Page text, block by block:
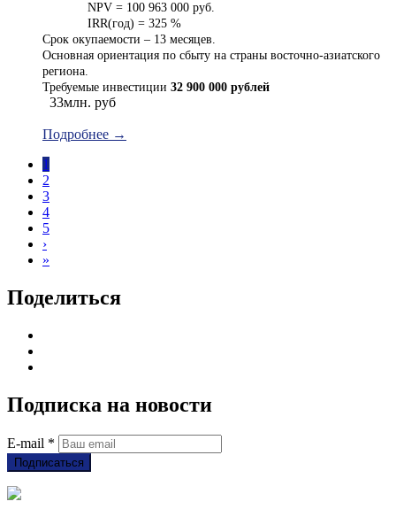
NPV = 100 963 000 руб.
IRR(год) = 325 %
Срок окупаемости – 13 месяцев.
Основная ориентация по сбыту на страны восточно-азиатского
региона.
Требуемые инвестиции 32 900 000 рублей
33млн. руб
Подробнее →
1
2
3
4
5
›
»
Поделиться
Подписка на новости
E-mail *
Подписаться